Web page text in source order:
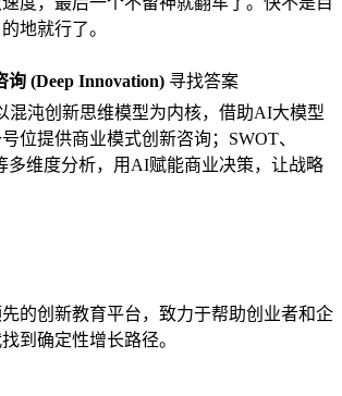
地就行了。
(Deep Innovation) 寻找答案
混沌创新思维模型为内核，借助AI大模型
位提供商业模式创新咨询；SWOT、
多维度分析，用AI赋能商业决策，让战略
的创新教育平台，致力于帮助创业者和企
到确定性增长路径。